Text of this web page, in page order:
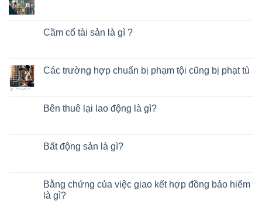
Cầm cố tài sản là gì ?
Các trường hợp chuẩn bị phạm tội cũng bị phạt tù
Bên thuê lại lao động là gì?
Bất động sản là gì?
Bằng chứng của việc giao kết hợp đồng bảo hiểm
là gì?